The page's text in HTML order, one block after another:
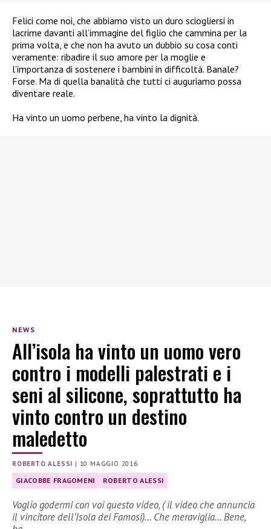
Felici come noi, che abbiamo visto un duro sciogliersi in
lacrime davanti all’immagine del figlio che cammina per la
prima volta, e che non ha avuto un dubbio su cosa conti
veramente: ribadire il suo amore per la moglie e
l’importanza di sostenere i bambini in difficoltà. Banale?
Forse. Ma di quella banalità che tutti ci auguriamo possa
diventare reale.
Ha vinto un uomo perbene, ha vinto la dignità.
NEWS
All’isola ha vinto un uomo vero
contro i modelli palestrati e i
seni al silicone, soprattutto ha
vinto contro un destino
maledetto
ROBERTO ALESSI | 10 MAGGIO 2016
GIACOBBE FRAGOMENI ROBERTO ALESSI
Voglio godermi con voi questo video, ( il video che annuncia
il vincitore dell’Isola dei Famosi)… Che meraviglia… Bene,